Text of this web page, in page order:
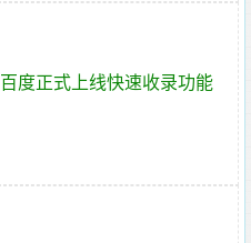
百度正式上线快速收录功能